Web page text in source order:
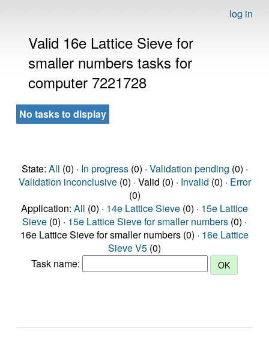
log in
Valid 16e Lattice Sieve for
smaller numbers tasks for
computer 7221728
No tasks to display
State: All (0) · In progress(0) · Validation pending (0) ·
Validation inconclusive(0) · Valid (0) · Invalid (0) · Error
(0)
Application: All (0) · 14e Lattice Sieve (0) · 15e Lattice
Sieve (0) · 15e Lattice Sieve for smaller numbers (0) ·
16e Lattice Sieve for smaller numbers (0) · 16e Lattice
Sieve V5 (0)
Task name: